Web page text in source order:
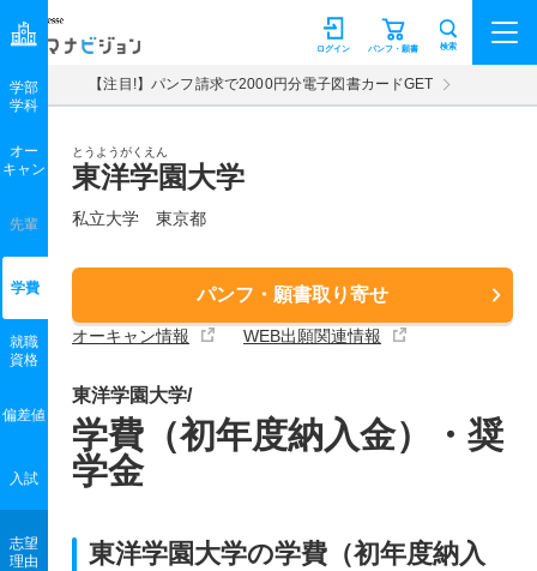
マナビジョン パンフ・願書
ログイン 検索
【注目!】パンフ請求で2000円分電子図書カードGET
とうようがくえん
東洋学園大学
私立大学 東京都
パンフ・願書取り寄せ
オーキャン情報 WEB出願関連情報
学部
学科
オー
キャン
先輩
学費
就職
資格
偏差値
入試
志望
理由
東洋学園大学/
学費（初年度納入金）・奨
学金
東洋学園大学の学費（初年度納入